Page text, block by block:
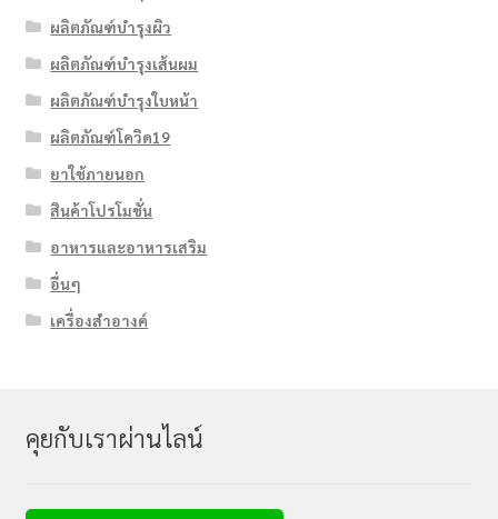
ผลิตภัณฑ์บำรุงผิว
ผลิตภัณฑ์บำรุงเส้นผม
ผลิตภัณฑ์บำรุงใบหน้า
ผลิตภัณฑ์โควิด19
ยาใช้ภายนอก
สินค้าโปรโมชั่น
อาหารและอาหารเสริม
อื่นๆ
เครื่องสำอางค์
คุยกับเราผ่านไลน์